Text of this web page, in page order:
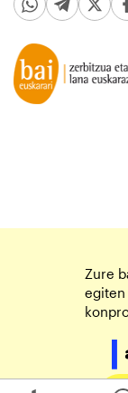
Zure
egiten